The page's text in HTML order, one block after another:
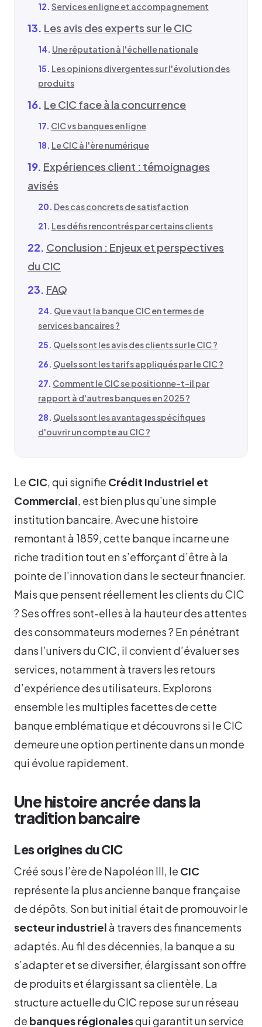
Services en ligne et accompagnement
Les avis des experts sur le CIC
Une réputation à l'échelle nationale
Les opinions divergentes sur l'évolution des
produits
Le CIC face à la concurrence
CIC vs banques en ligne
Le CIC à l'ère numérique
Expériences client : témoignages
avisés
Des cas concrets de satisfaction
Les défis rencontrés par certains clients
Conclusion : Enjeux et perspectives
du CIC
FAQ
Que vaut la banque CIC en termes de
services bancaires ?
Quels sont les avis des clients sur le CIC ?
Quels sont les tarifs appliqués par le CIC ?
Comment le CIC se positionne-t-il par
rapport à d'autres banques en 2025 ?
Quels sont les avantages spécifiques
d'ouvrir un compte au CIC ?
Le CIC, qui signifie Crédit Industriel et
Commercial, est bien plus qu’une simple
institution bancaire. Avec une histoire
remontant à 1859, cette banque incarne une
riche tradition tout en s’efforçant d’être à la
pointe de l’innovation dans le secteur financier.
Mais que pensent réellement les clients du CIC
? Ses offres sont-elles à la hauteur des attentes
des consommateurs modernes ? En pénétrant
dans l’univers du CIC, il convient d’évaluer ses
services, notamment à travers les retours
d’expérience des utilisateurs. Explorons
ensemble les multiples facettes de cette
banque emblématique et découvrons si le CIC
demeure une option pertinente dans un monde
qui évolue rapidement.
Une histoire ancrée dans la
tradition bancaire
Les origines du CIC
Créé sous l’ère de Napoléon III, le CIC
représente la plus ancienne banque française
de dépôts. Son but initial était de promouvoir le
secteur industrielà travers des financements
adaptés. Au fil des décennies, la banque a su
s’adapter et se diversifier, élargissant son offre
de produits et élargissant sa clientèle. La
structure actuelle du CIC repose sur un réseau
de banques régionalesqui garantit un service